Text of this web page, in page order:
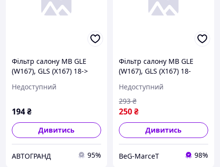
Фільтр салону MB GLE
(W167), GLS (X167) 18->
Недоступний
194₴
Дивитись
АВТОГРАНД 95%
Фільтр салону MB GLE
(W167), GLS (X167) 18-
Недоступний
250₴
293 ₴
Дивитись
BeG-MarceT 98%